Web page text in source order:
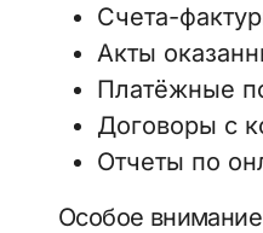
Счета-
Акты
Платёжные
Договоры с
Отчеты по
Особое